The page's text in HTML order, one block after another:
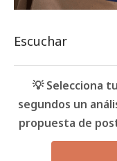
Escuchar
💡 Selecciona
segundos un
propuesta de